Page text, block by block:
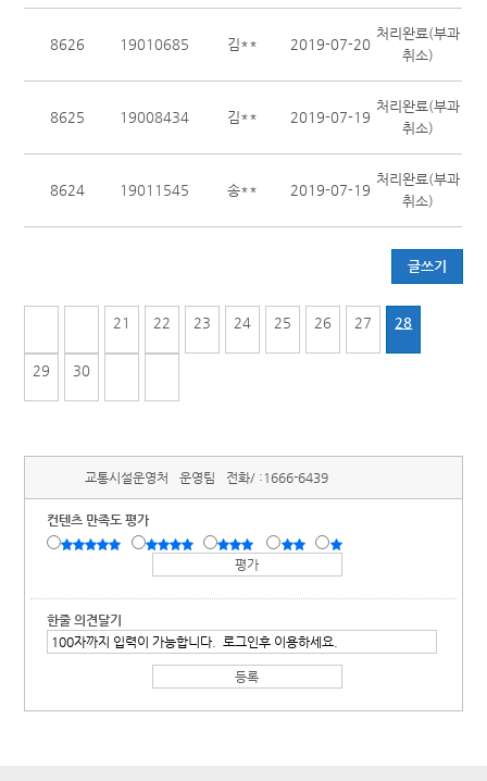
8626 19010685 김** 2019-07-20
처리완료(부과
취소)
8625 19008434 김** 2019-07-19
처리완료(부과
취소)
8624 19011545 송** 2019-07-19
처리완료(부과
취소)
글쓰기
21 22 23 24 25 26 27 28
29 30
교통시설운영처 운영팀 전화/ : 1666-6439
컨텐츠 만족도 평가
한줄 의견달기